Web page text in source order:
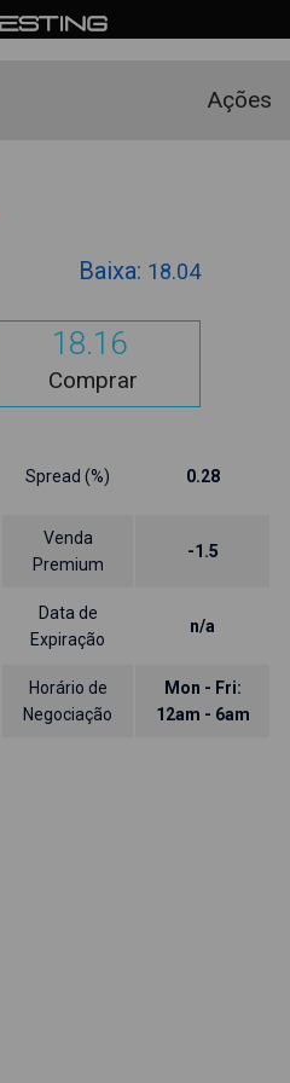
Ações
Baixa: 18.04
18.16
Comprar
Spread (%) 0.28
Venda
Premium
-1.5
Data de
Expiração
n/a
Horário de
Negociação
Mon - Fri:
12am - 6am